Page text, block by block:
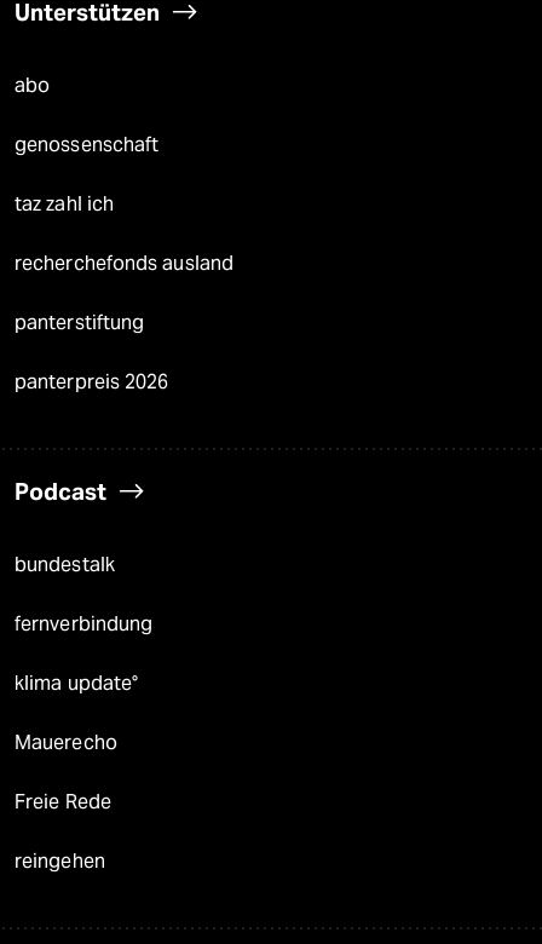
Unterstützen
abo
genossenschaft
taz zahl ich
recherchefonds ausland
panterstiftung
panterpreis 2026
Podcast
bundestalk
fernverbindung
klima update°
Mauerecho
Freie Rede
reingehen